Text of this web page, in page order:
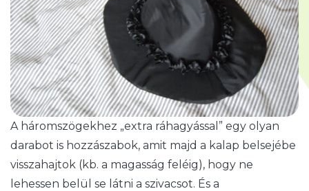
A háromszögekhez „extra ráhagyással” egy olyan
darabot is hozzászabok, amit majd a kalap belsejébe
visszahajtok (kb. a magasság feléig), hogy ne
lehessen belül se látni a szivacsot. És a